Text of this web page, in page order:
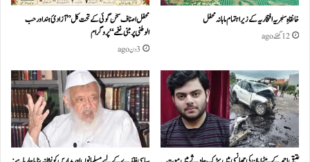
خانقاہِ سنجریہ افتخاریہ کے زیراہتمام ماہانہ محفل
12 گھنٹے ago
محفل اصناف سخن گوئی کے تحت کل ”آزادئ ہند اور حب
الوطنی پر مبنی نغمے“پروگرام
3 دن ago